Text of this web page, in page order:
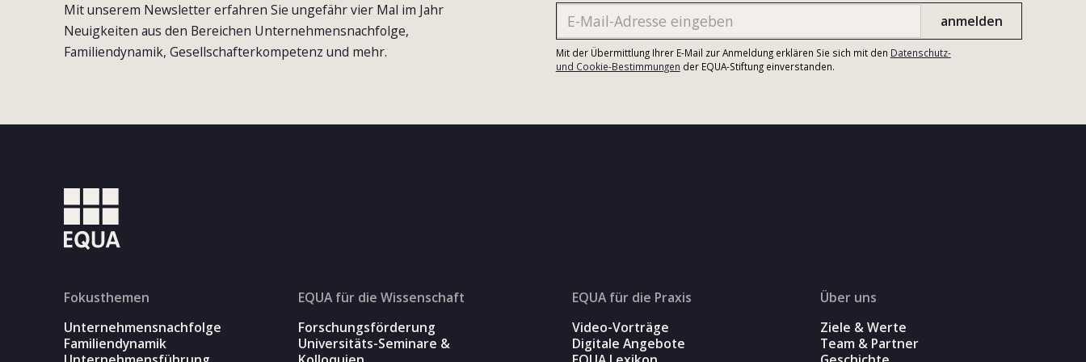
Mit unserem Newsletter erfahren Sie ungefähr vier Mal im Jahr
Neuigkeiten aus den Bereichen Unternehmensnachfolge,
Familiendynamik, Gesellschafterkompetenz und mehr.
Mit der Übermittlung Ihrer E-Mail zur Anmeldung erklären Sie sich mit den Datenschutz-
und Cookie-Bestimmungen der EQUA-Stiftung einverstanden.
Fokusthemen
Unternehmensnachfolge
Familiendynamik
EQUA für die Wissenschaft
Forschungsförderung
Universitäts-Seminare &
EQUA für die Praxis
Video-Vorträge
Digitale Angebote
Über uns
Ziele & Werte
Team & Partner